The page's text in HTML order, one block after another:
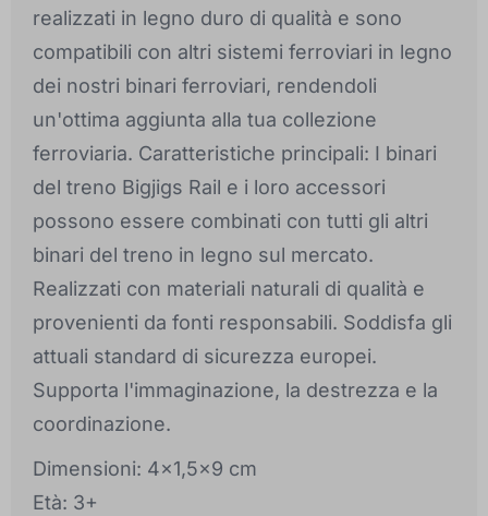
realizzati in legno duro di qualità e sono
compatibili con altri sistemi ferroviari in legno
dei nostri binari ferroviari, rendendoli
un'ottima aggiunta alla tua collezione
ferroviaria. Caratteristiche principali: I binari
del treno Bigjigs Rail e i loro accessori
possono essere combinati con tutti gli altri
binari del treno in legno sul mercato.
Realizzati con materiali naturali di qualità e
provenienti da fonti responsabili. Soddisfa gli
attuali standard di sicurezza europei.
Supporta l'immaginazione, la destrezza e la
coordinazione.
Dimensioni: 4x1,5x9 cm
Età: 3+